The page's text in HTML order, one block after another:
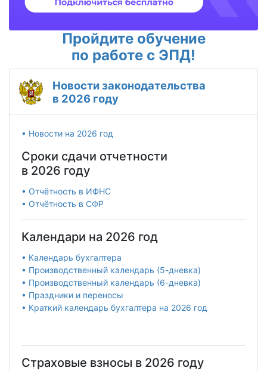
Пройдите обучение
по работе с ЭПД!
Новости законодательства
в 2026 году
• Новости на 2026 год
Сроки сдачи отчетности
в 2026 году
• Отчётность в ИФНС
• Отчётность в СФР
Календари на 2026 год
• Календарь бухгалтера
• Производственный календарь (5-дневка)
• Производственный календарь (6-дневка)
• Праздники и переносы
• Краткий календарь бухгалтера на 2026 год
Страховые взносы в 2026 году